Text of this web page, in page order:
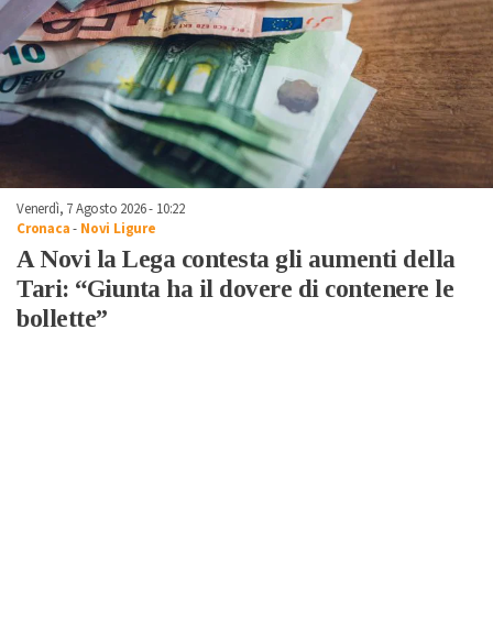
Venerdì, 7 Agosto 2026 - 10:22
Cronaca- Novi Ligure
A Novi la Lega contesta gli aumenti della
Tari: “Giunta ha il dovere di contenere le
bollette”